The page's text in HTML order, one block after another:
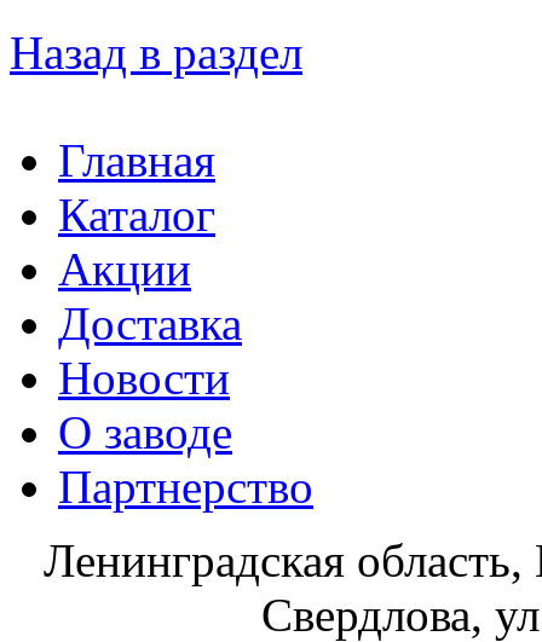
Назад в раздел
Главная
Каталог
Акции
Доставка
Новости
О заводе
Партнерство
Ленинградская
Свердлова,